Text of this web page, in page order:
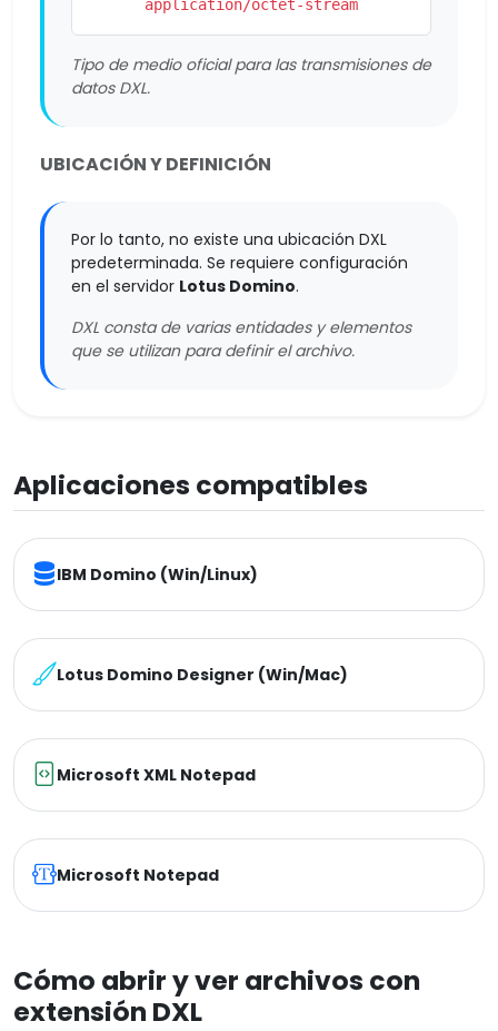
application/octet-stream
Tipo de medio oficial para las transmisiones de
datos DXL.
UBICACIÓN Y DEFINICIÓN
Por lo tanto, no existe una ubicación DXL
predeterminada. Se requiere configuración
en el servidor Lotus Domino.
DXL consta de varias entidades y elementos
que se utilizan para definir el archivo.
Aplicaciones compatibles
IBM Domino (Win/Linux)
Lotus Domino Designer (Win/Mac)
Microsoft XML Notepad
Microsoft Notepad
Cómo abrir y ver archivos con
extensión DXL